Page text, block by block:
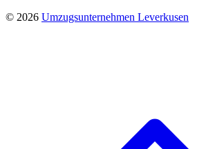
© 2026 Umzugsunternehmen Leverkusen